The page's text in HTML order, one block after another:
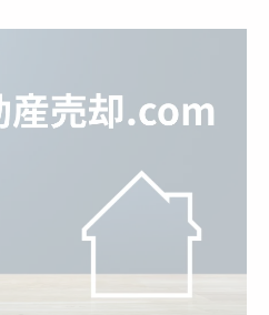
かしたい価格設定の考え
るための評価基準の選び
交渉の基本的な進め方